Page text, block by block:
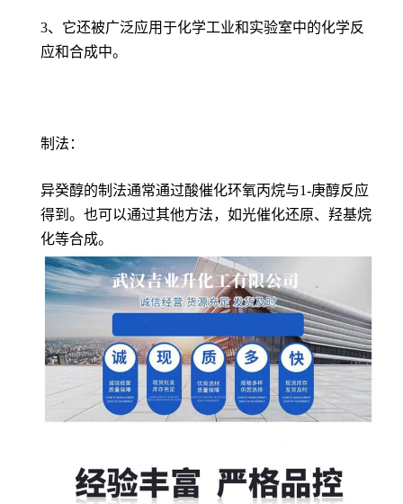
3、它还被广泛应用于化学工业和实验室中的化学反
应和合成中。
制法：
异癸醇的制法通常通过酸催化环氧丙烷与1-庚醇反应
得到。也可以通过其他方法，如光催化还原、羟基烷
化等合成。